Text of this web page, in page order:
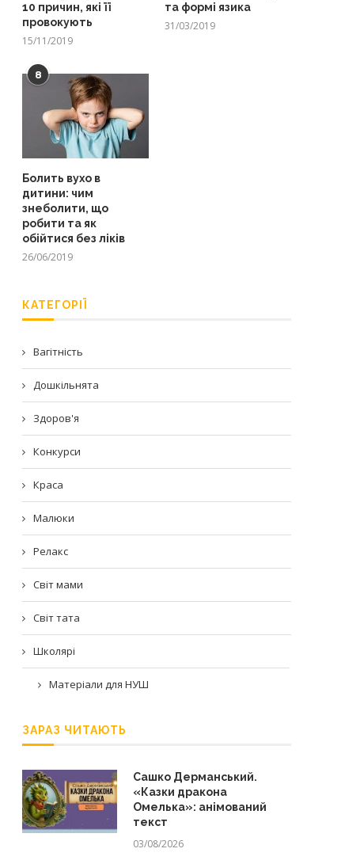
10 причин, які її
провокують
15/11/2019
та формі язика
31/03/2019
8
Болить вухо в
дитини: чим
знеболити, що
робити та як
обійтися без ліків
26/06/2019
КАТЕГОРІЇ
Вагітність
Дошкільнята
Здоров'я
Конкурси
Краса
Малюки
Релакс
Світ мами
Світ тата
Школярі
Матеріали для НУШ
ЗАРАЗ ЧИТАЮТЬ
Сашко Дерманський.
«Казки дракона
Омелька»: анімований
текст
03/08/2026